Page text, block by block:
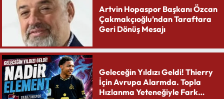
Artvin Hopaspor Başkanı Özcan
Çakmakçıoğlu’ndan Taraftara
Geri Dönüş Mesajı
Geleceğin Yıldızı Geldi! Thierry
İçin Avrupa Alarmda. Topla
Hızlanma Yeteneğiyle Fark